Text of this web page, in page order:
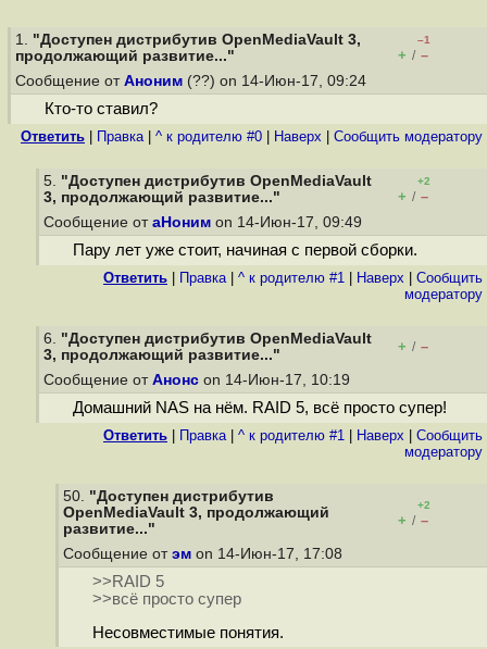
1. "Доступен дистрибутив OpenMediaVault 3,
продолжающий развитие..."
–1
+ / –
Сообщение от Аноним (??) on 14-Июн-17, 09:24
Кто-то ставил?
Ответить Правка| ^ к родителю #0 Наверх Cообщить модератору
5. "Доступен дистрибутив OpenMediaVault
3, продолжающий развитие..."
+2
+ / –
Сообщение от аНоним on 14-Июн-17, 09:49
Пару лет уже стоит, начиная с первой сборки.
Ответить Правка| ^ к родителю #1 Наверх
Cообщить
модератору
6. "Доступен дистрибутив OpenMediaVault
3, продолжающий развитие..."
+ / –
Сообщение от Анонс on 14-Июн-17, 10:19
Домашний NAS на нём. RAID 5, всё просто супер!
Ответить Правка| ^ к родителю #1 Наверх
Cообщить
модератору
50. "Доступен дистрибутив
OpenMediaVault 3, продолжающий
развитие..."
+2
+ / –
Сообщение от эм on 14-Июн-17, 17:08
>>RAID 5
>>всё просто супер
Несовместимые понятия.